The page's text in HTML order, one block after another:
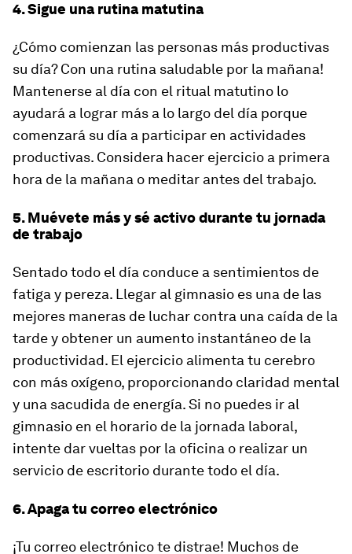
4. Sigue una rutina matutina
¿Cómo comienzan las personas más productivas
su día? Con una rutina saludable por la mañana!
Mantenerse al día con el ritual matutino lo
ayudará a lograr más a lo largo del día porque
comenzará su día a participar en actividades
productivas. Considera hacer ejercicio a primera
hora de la mañana o meditar antes del trabajo.
5. Muévete más y sé activo durante tu jornada
de trabajo
Sentado todo el día conduce a sentimientos de
fatiga y pereza. Llegar al gimnasio es una de las
mejores maneras de luchar contra una caída de la
tarde y obtener un aumento instantáneo de la
productividad. El ejercicio alimenta tu cerebro
con más oxígeno, proporcionando claridad mental
y una sacudida de energía. Si no puedes ir al
gimnasio en el horario de la jornada laboral,
intente dar vueltas por la oficina o realizar un
servicio de escritorio durante todo el día.
6. Apaga tu correo electrónico
¡Tu correo electrónico te distrae! Muchos de